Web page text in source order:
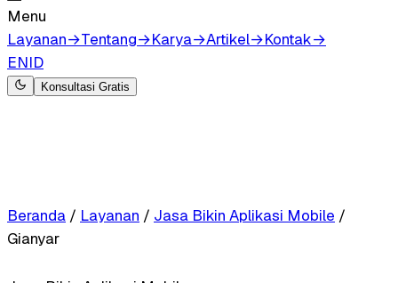
Menu
Layanan→Tentang→Karya→Artikel→Kontak→
ENID
Konsultasi Gratis
Beranda / Layanan / Jasa Bikin Aplikasi Mobile /
Gianyar